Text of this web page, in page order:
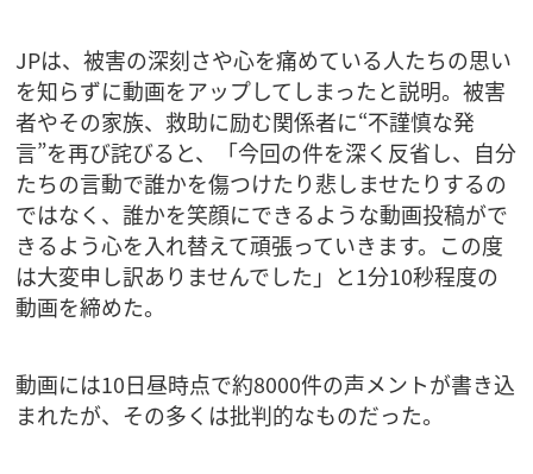
JPは、被害の深刻さや心を痛めている人たちの思い
を知らずに動画をアップしてしまったと説明。被害
者やその家族、救助に励む関係者に“不謹慎な発
言”を再び詫びると、「今回の件を深く反省し、自分
たちの言動で誰かを傷つけたり悲しませたりするの
ではなく、誰かを笑顔にできるような動画投稿がで
きるよう心を入れ替えて頑張っていきます。この度
は大変申し訳ありませんでした」と1分10秒程度の
動画を締めた。
動画には10日昼時点で約8000件の声メントが書き込
まれたが、その多くは批判的なものだった。